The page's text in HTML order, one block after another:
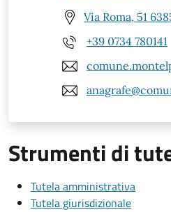
Via Roma, 51
+39 0734 780141
Strumenti di
Tutela amministrativa
Tutela giurisdizionale